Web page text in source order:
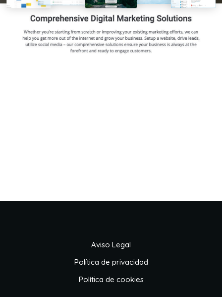
Aviso Legal
Política de privacidad
Política de cookies